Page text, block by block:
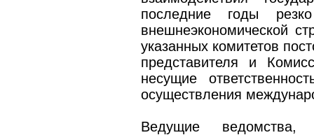
последние годы
внешнеэкономической
указанных комитетов
представителя и
несущие
осуществления
Ведущие